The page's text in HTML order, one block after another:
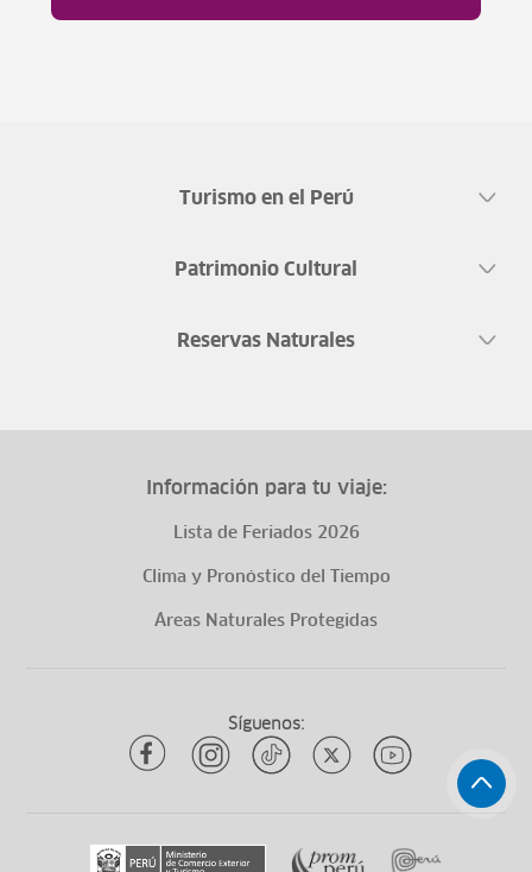
Turismo en el Perú
Patrimonio Cultural
Reservas Naturales
Información para tu viaje:
Lista de Feriados 2026
Clima y Pronóstico del Tiempo
Áreas Naturales Protegidas
Síguenos: